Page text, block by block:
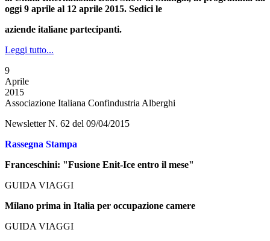
oggi 9 aprile al 12 aprile 2015. Sedici le
aziende italiane partecipanti.
Leggi tutto...
9
Aprile
2015
Associazione Italiana Confindustria Alberghi
Newsletter N. 62 del 09/04/2015
Rassegna Stampa
Franceschini: "Fusione Enit-Ice entro il mese"
GUIDA VIAGGI
Milano prima in Italia per occupazione camere
GUIDA VIAGGI